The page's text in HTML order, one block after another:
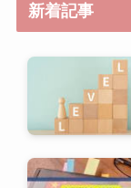
新着記事